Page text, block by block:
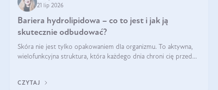
21 lip 2026
Bariera hydrolipidowa – co to jest i jak ją
skutecznie odbudować?
Skóra nie jest tylko opakowaniem dla organizmu. To aktywna,
wielofunkcyjna struktura, która każdego dnia chroni cię przed
bariera hydrolipidowa.
CZYTAJ